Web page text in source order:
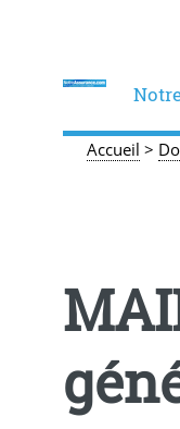
Accueil >